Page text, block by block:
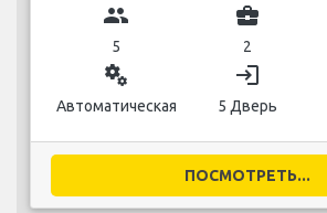
group
5
business_center
2
miscellaneous_services
Автоматическая
login
5 Дверь
ПОСМОТРЕТЬ...